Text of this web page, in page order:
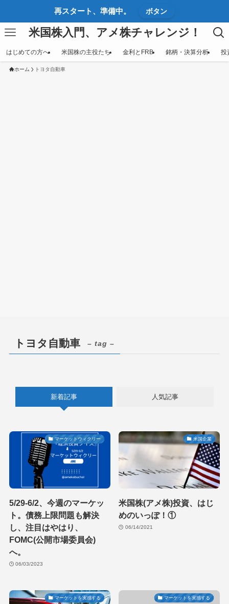
再スタート、準備中。 ボタン
米国株入門、アメ株チャレンジ！
はじめての方へ 米国株の主役たち 金利とFRB 銘柄・決算分析 投
ホーム トヨタ自動車
トヨタ自動車 – tag –
新着記事 人気記事
マーケットウィクリー
5/29-6/2、今週のマーケッ
ト。債務上限問題も解決
し、注目はやはり、
FOMC(公開市場委員会)
へ。
06/03/2023
米国企業
米国株(アメ株)投資、はじ
めのいっぽ！①
06/14/2021
マーケットを実感する マーケットを実感する